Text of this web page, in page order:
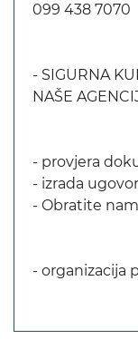
099 438 7070
- SIGURNA
NAŠE
- provjera
- izrada
- Obratite
- organizacija